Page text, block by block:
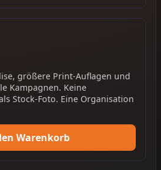
größere Print-Auflagen und
Kampagnen. Keine
Stock-Foto. Eine Organisation
Warenkorb